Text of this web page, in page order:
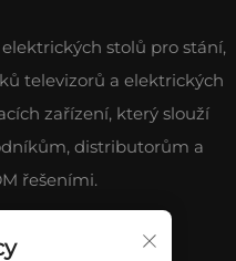
stolů pro stání,
televizorů a elektrických
zařízení, který slouží
distributorům a
řešeními.